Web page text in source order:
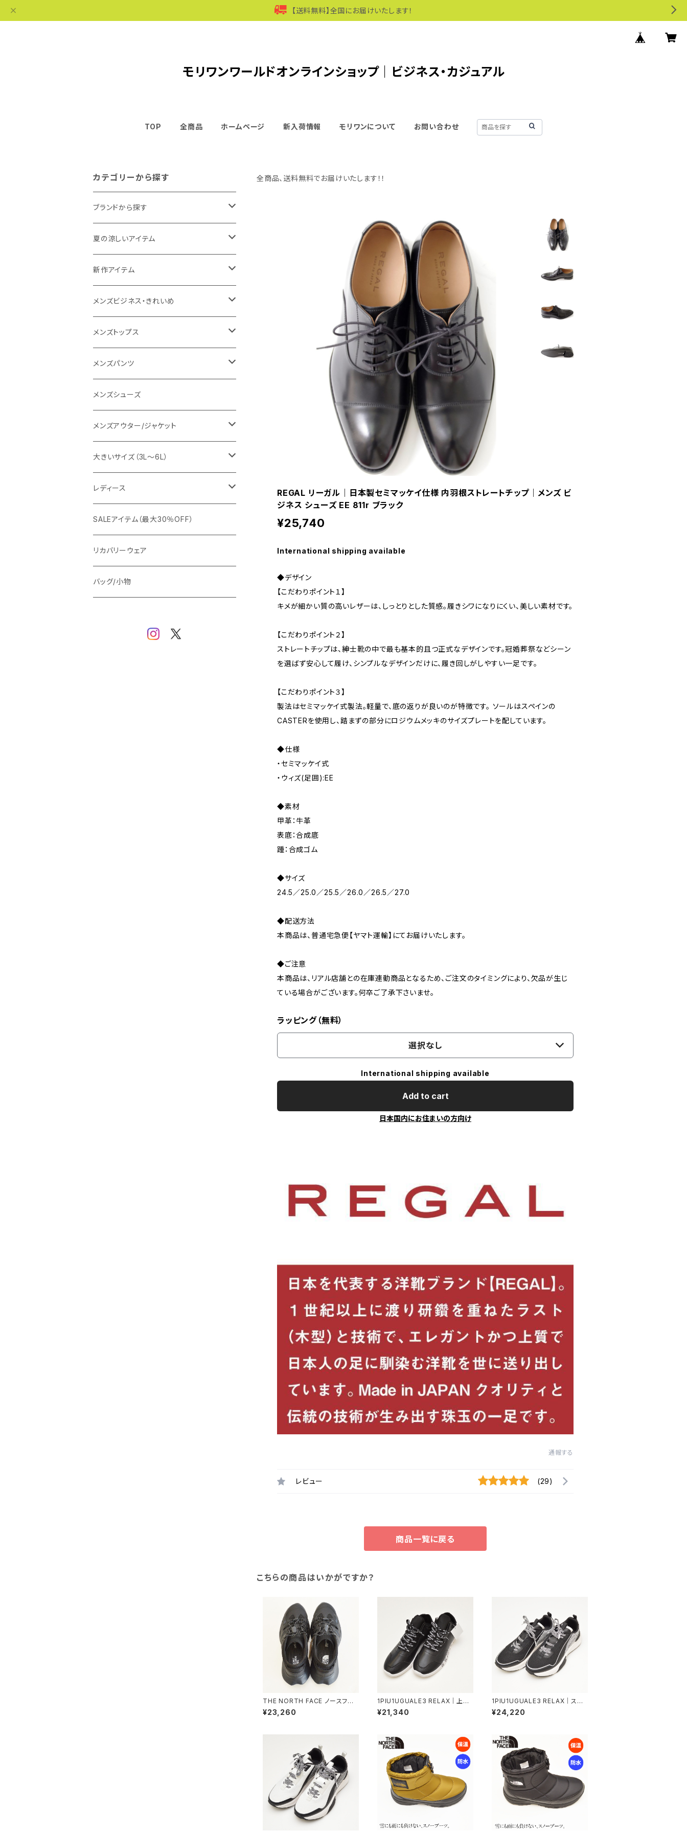
【送料無料】全国にお届けいたします！
モリワンワールドオンラインショップ｜ビジネス・カジュアル
TOP 全商品 ホームページ 新入荷情報 モリワンについて お問い合わせ
全商品、送料無料でお届けいたします！！
REGAL リーガル｜日本製セミマッケイ仕様 内羽根ストレートチップ｜メンズ ビ
ジネス シューズ EE 811r ブラック
¥25,740
International shipping available
◆デザイン
【こだわりポイント１】
キメが細かい質の高いレザーは、しっとりとした質感。履きシワになりにくい、美しい素材です。
【こだわりポイント２】
ストレートチップは、紳士靴の中で最も基本的且つ正式なデザインです。冠婚葬祭などシーン
を選ばず安心して履け、シンプルなデザインだけに、履き回しがしやすい一足です。
【こだわりポイント３】
製法はセミマッケイ式製法。軽量で、底の返りが良いのが特徴です。 ソールはスペインの
CASTERを使用し、踏まずの部分にロジウムメッキのサイズプレートを配しています。
◆仕様
・セミマッケイ式
・ウィズ(足囲):EE
◆素材
甲革：牛革
表底：合成底
踵：合成ゴム
◆サイズ
24.5／25.0／25.5／26.0／26.5／27.0
◆配送方法
本商品は、普通宅急便【ヤマト運輸】にてお届けいたします。
◆ご注意
本商品は、リアル店舗との在庫連動商品となるため、ご注文のタイミングにより、欠品が生じ
ている場合がございます。何卒ご了承下さいませ。
ラッピング（無料）
選択なし
International shipping available
Add to cart
日本国内にお住まいの方向け
通報する
レビュー (29)
商品一覧に戻る
こちらの商品はいかがですか？
THE NORTH FACE ノースフェ
イス｜高通気アッパー快適シュー
ズ｜アウトドア ユニセックス ベク
¥23,260
1PIU1UGUALE3 RELAX｜上品
グラデーションロゴスニーカー｜
汚れに強い ウノピゥウノウグァー
¥21,340
1PIU1UGUALE3 RELAX｜スタ
イルアップ厚底スニーカー｜グレ
ンチェック ウノピゥウノウグァーレ
¥24,220
カテゴリーから探す
ブランドから探す
THE NORTH FACE
NANGA
1PIU1UGUALE3 RELAX
go slow caravan
SY32 by SWEET YEARS
URBAN SQUARE
EDWIN
snow peak
G-stage
TETEHOMME
TAION
夏の涼しいアイテム
メンズ
レディース
新作アイテム
メンズ
レディース
メンズビジネス・きれいめ
スーツ
カジュアルセットアップ
スラックス
ワイシャツ
シューズ
フォーマル
Tシャツ/ポロシャツ
メンズトップス
Tシャツ/カットソー
シャツ/ポロシャツ
パーカー/スウェット
ニット
メンズパンツ
デニムパンツ
イージーパンツ
スラックス
メンズシューズ
メンズアウター/ジャケット
ジャケット
カジュアルジャケット
ビジネスジャケット
ブルゾン
コート
マウンテンパーカー/アウトドア
ダウン / 中綿アウター
大きいサイズ（3L～6L）
ビジネス
セットアップ
ワイシャツ
カジュアル
ニット/Tシャツ/カットソー
スウェット/パーカー
アウター
レディース
アウター
トップス（ブラウス/カットソー）
ジャケット
SALEアイテム（最大30％OFF）
リカバリーウェア
バッグ/小物